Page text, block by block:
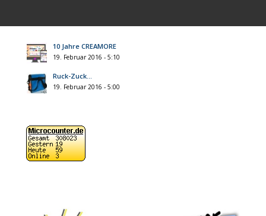
10 Jahre CREAMORE
19. Februar 2016 - 5:10
Ruck-Zuck…
19. Februar 2016 - 5:00